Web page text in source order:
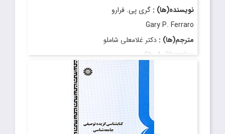
نویسنده(ها) : گری پی. فرارو
Gary P. Ferraro
مترجم(ها) : دکتر غلامعلی شاملو
Gh. A. Shamlou